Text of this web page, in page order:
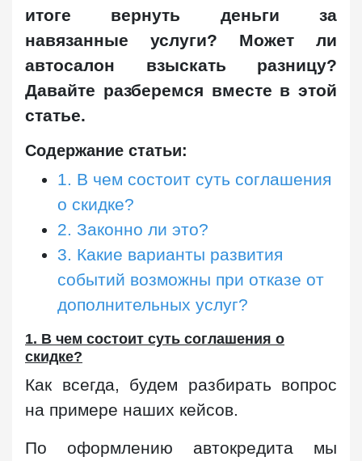
итоге вернуть деньги за
навязанные услуги? Может ли
автосалон взыскать разницу?
Давайте разберемся вместе в этой
статье.
Содержание статьи:
1. В чем состоит суть соглашения
о скидке?
2. Законно ли это?
3. Какие варианты развития
событий возможны при отказе от
дополнительных услуг?
1. В чем состоит суть соглашения о
скидке?
Как всегда, будем разбирать вопрос
на примере наших кейсов.
По оформлению автокредита мы